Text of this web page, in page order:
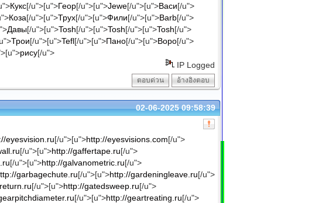
Кукс[/u">[u">Геор[/u">[u">Jewe[/u">[u">Васи[/u">
Коза[/u">[u">Трух[/u">[u">Фили[/u">[u">Barb[/u">
Давы[/u">[u">Tosh[/u">[u">Tosh[/u">[u">Tosh[/u">
Трои[/u">[u">Tefl[/u">[u">Пано[/u">[u">Воро[/u">
рису[/u">
IP Logged
อ้างอิงตอบ
ตอบด่วน
02-06-2025 09:58:39
eyesvision.ru[/u">[u">http://eyesvisions.com[/u">
[/u">[u">http://gaffertape.ru[/u">
[/u">[u">http://galvanometric.ru[/u">
garbagechute.ru[/u">[u">http://gardeningleave.ru[/u">
[/u">[u">http://gatedsweep.ru[/u">
[/u">[u">http://geartreating.ru[/u">